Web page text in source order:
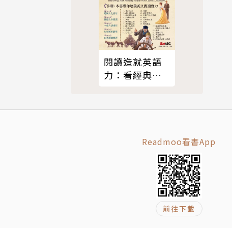
閱讀造就英語
力：看經典名
Readmoo看書App
前往下載